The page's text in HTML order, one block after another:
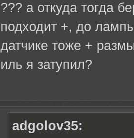
??? а откуда тогда
подходит +, до
датчике тоже +
иль я затупил?
adgolov35: